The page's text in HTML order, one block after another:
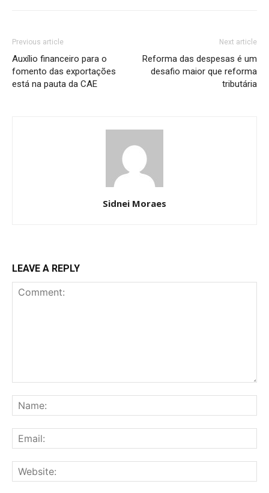
Previous article
Auxílio financeiro para o
fomento das exportações
está na pauta da CAE
Next article
Reforma das despesas é um
desafio maior que reforma
tributária
Sidnei Moraes
LEAVE A REPLY